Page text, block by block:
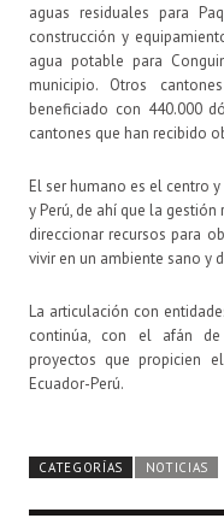
aguas residuales para
construcción y
agua potable para
municipio. Otros
beneficiado con 440.000
cantones que han recibido
El ser humano es el centro
y Perú, de ahí que la
direccionar recursos para
vivir en un ambiente sano y
La articulación con
continúa, con el afán
proyectos que propicien
Ecuador-Perú.
CATEGORÍAS NOTICIAS